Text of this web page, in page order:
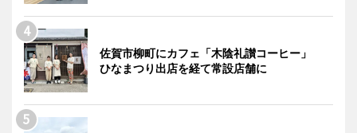
佐賀市柳町にカフェ「木陰礼讃コーヒー」
ひなまつり出店を経て常設店舗に